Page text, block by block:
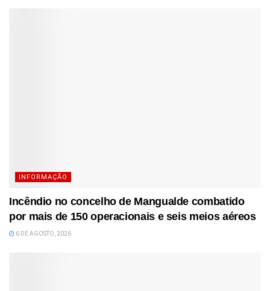
INFORMAÇÃO
Incêndio no concelho de Mangualde combatido
por mais de 150 operacionais e seis meios aéreos
6 DE AGOSTO, 2026